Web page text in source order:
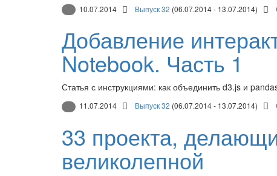
10.07.2014 Выпуск 32 (06.07.2014 - 13.07.2014)
Добавление
Notebook. Часть 1
Статья с инструкциями: как объединить d3.js и
11.07.2014 Выпуск 32 (06.07.2014 - 13.07.2014)
33 проекта,
великолепной